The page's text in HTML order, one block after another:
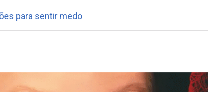
para sentir medo